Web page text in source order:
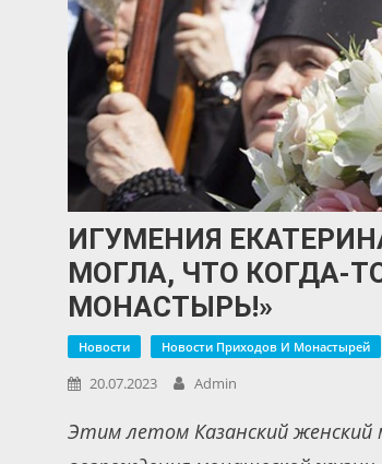
ИГУМЕНИЯ
МОГЛА, ЧТО КОГДА-
МОНАСТЫРЬ!»
Новости Новости Приходов И Монастырей
20.07.2023 Admin
Этим летом Казанский